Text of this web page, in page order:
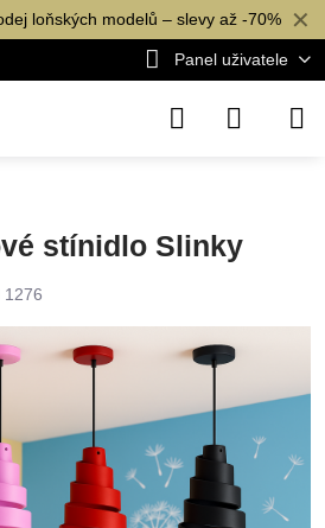
✕
loňských modelů – slevy až -70%
Panel uživatele
stínidlo Slinky
1276